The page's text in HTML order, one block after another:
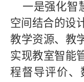
一是强化智
空间结合的设
教学资源、教
实现教室智能
程督导评价、